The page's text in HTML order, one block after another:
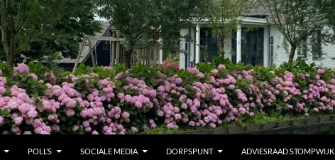
POLL’S SOCIALE MEDIA DORPSPUNT ADVIESRAAD STOMPWIJK